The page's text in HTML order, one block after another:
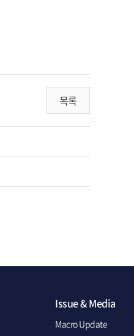
목록
Issue & Media
Macro Update